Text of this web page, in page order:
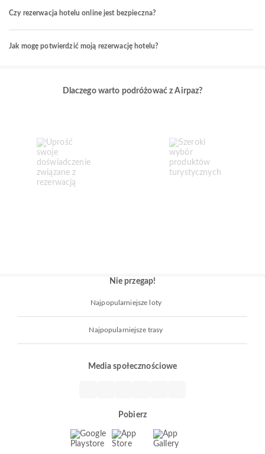
Czy rezerwacja hotelu online jest bezpieczna?
Jak mogę potwierdzić moją rezerwację hotelu?
Dlaczego warto podróżować z Airpaz?
Nie przegap!
Najpopularniejsze loty
Najpopularniejsze trasy
Media społecznościowe
Pobierz